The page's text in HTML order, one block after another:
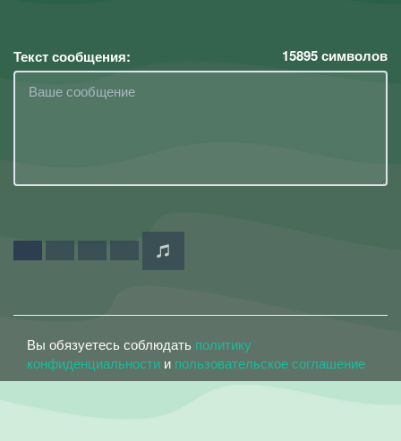
Текст сообщения: 15895символов
Вы обязуетесь соблюдать политику
конфиденциальности и пользовательское соглашение